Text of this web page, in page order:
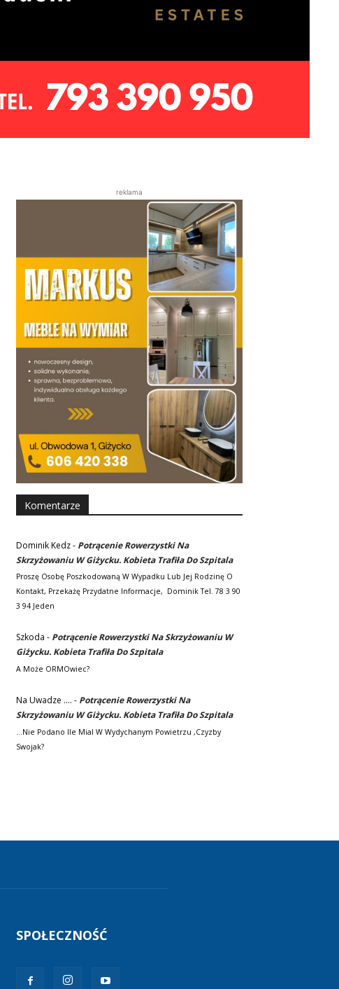
reklama
Komentarze
Dominik Kedz- Potrącenie Rowerzystki Na
Skrzyżowaniu W Giżycku. Kobieta Trafiła Do Szpitala
Proszę Osobę Poszkodowaną W Wypadku Lub Jej Rodzinę O
Kontakt, Przekażę Przydatne Informacje, Dominik Tel. 78 3 90
3 94 Jeden
Szkoda - Potrącenie Rowerzystki Na Skrzyżowaniu W
Giżycku. Kobieta Trafiła Do Szpitala
A Może ORMOwiec?
Na Uwadze .... - Potrącenie Rowerzystki Na
Skrzyżowaniu W Giżycku. Kobieta Trafiła Do Szpitala
...nie Podano Ile Mial W Wydychanym Powietrzu ,czyzby
Swojak?
SPOŁECZNOŚĆ